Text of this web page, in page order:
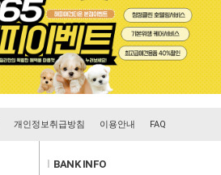
개인정보취급방침 이용안내 FAQ
l BANK INFO